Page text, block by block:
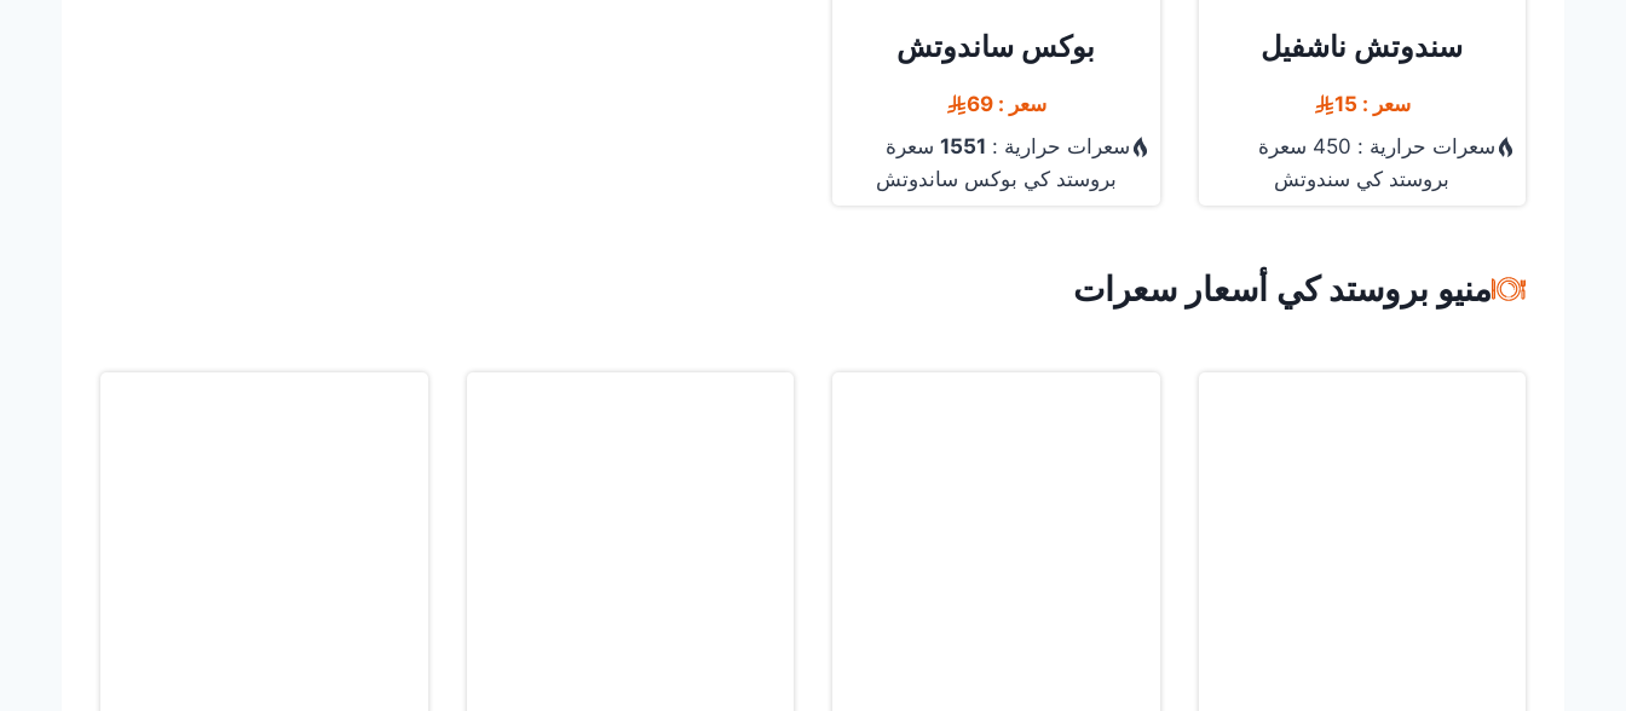
سندوتش ناشفيل
سعر : 15
سعرات حرارية : 450 سعرة
بروستد كي سندوتش
بوكس ساندوتش
سعر : 69
سعرات حرارية : 1551 سعرة
بروستد كي بوكس ساندوتش
منيو بروستد كي أسعار سعرات